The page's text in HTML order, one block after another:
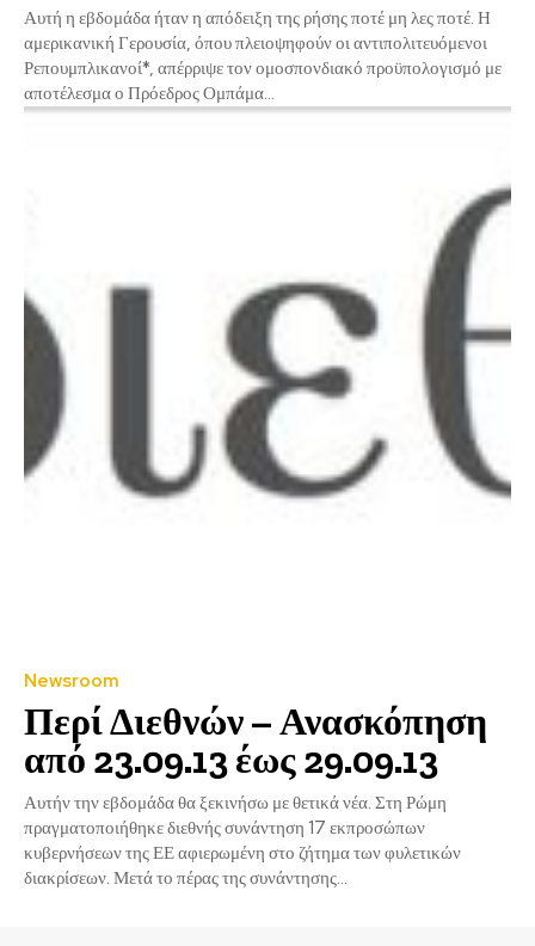
Αυτή η εβδομάδα ήταν η απόδειξη της ρήσης ποτέ μη λες ποτέ. Η
αμερικανική Γερουσία, όπου πλειοψηφούν οι αντιπολιτευόμενοι
Ρεπουμπλικανοί*, απέρριψε τον ομοσπονδιακό προϋπολογισμό με
αποτέλεσμα ο Πρόεδρος Ομπάμα...
Newsroom
Περί Διεθνών – Ανασκόπηση
από 23.09.13 έως 29.09.13
Αυτήν την εβδομάδα θα ξεκινήσω με θετικά νέα. Στη Ρώμη
πραγματοποιήθηκε διεθνής συνάντηση 17 εκπροσώπων
κυβερνήσεων της ΕΕ αφιερωμένη στο ζήτημα των φυλετικών
διακρίσεων. Μετά το πέρας της συνάντησης...